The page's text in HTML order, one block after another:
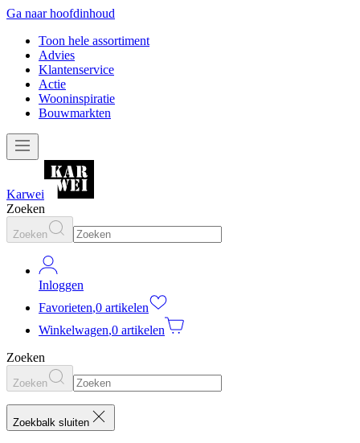
Ga naar hoofdinhoud
Toon hele assortiment
Advies
Klantenservice
Actie
Wooninspiratie
Bouwmarkten
Karwei
Zoeken
Zoeken
Inloggen
Favorieten,0 artikelen
Winkelwagen,0 artikelen
Zoeken
Zoeken
Zoekbalk sluiten